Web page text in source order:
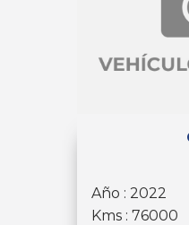
Año : 2022
Kms : 76000